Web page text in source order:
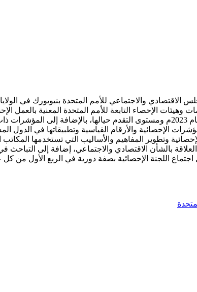
وهيئات الإحصاء التابعة للأمم المتحدة المعنية
الصعيد الدولي، واستعرض الممارسات المتعلقة بمؤشرات التنمية المستدامة لعام 2023م
الإحصائية والأرقام القياسية وتطبيقاتها في الدول
وتطوير المفاهيم والأساليب التي تستخدمها
بالشأن الاقتصادي والاجتماعي، إضافة إلى التباحث
اللجنة الإحصائية بصفة دورية في الربع الأول من كل